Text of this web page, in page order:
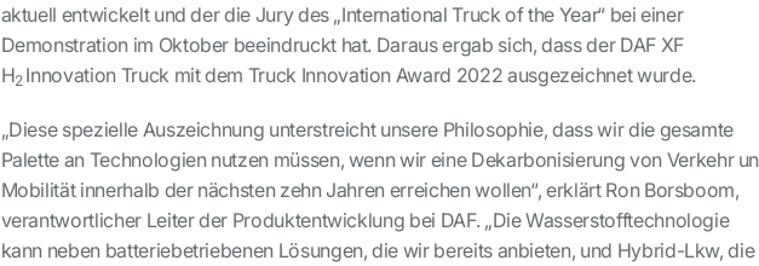
aktuell entwickelt und der die Jury des „International Truck of the Year“ bei einer
Demonstration im Oktober beeindruckt hat. Daraus ergab sich, dass der DAF XF
H2 Innovation Truck mit dem Truck Innovation Award 2022 ausgezeichnet wurde.
„Diese spezielle Auszeichnung unterstreicht unsere Philosophie, dass wir die gesamte
Palette an Technologien nutzen müssen, wenn wir eine Dekarbonisierung von Verkehr
Mobilität innerhalb der nächsten zehn Jahren erreichen wollen“, erklärt Ron Borsboom,
verantwortlicher Leiter der Produktentwicklung bei DAF. „Die Wasserstofftechnologie
kann neben batteriebetriebenen Lösungen, die wir bereits anbieten, und Hybrid-Lkw, die